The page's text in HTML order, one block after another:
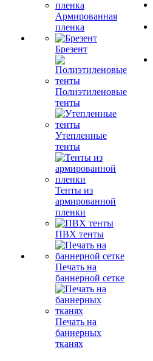
Армированная
пленка
Брезент
Полиэтиленовые
тенты
Утепленные
тенты
Тенты из
армированной
пленки
ПВХ тенты
Печать на
баннерной сетке
Печать на
баннерных
тканях